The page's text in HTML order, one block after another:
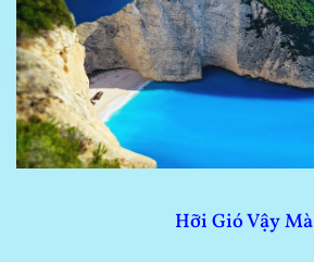
Hỡi Gió Vậy Mà